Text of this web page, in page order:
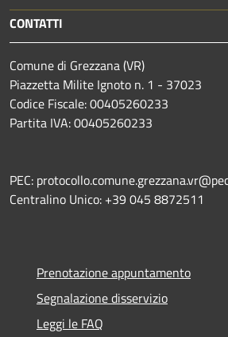
CONTATTI
Comune di Grezzana (VR)
Piazzetta Milite Ignoto n. 1 - 37023
Codice Fiscale: 00405260233
Partita IVA: 00405260233
PEC:
Centralino Unico: +39 045 8872511
Prenotazione appuntamento
Segnalazione disservizio
Leggi le FAQ